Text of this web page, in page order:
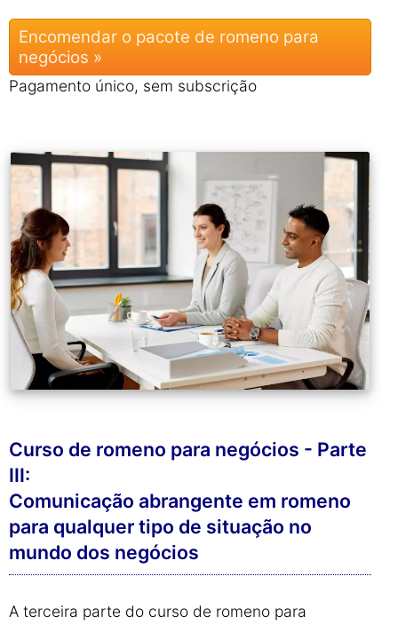
Encomendar o pacote de romeno para
negócios »
Pagamento único, sem subscrição
Curso de romeno para negócios - Parte
III:
Comunicação abrangente em romeno
para qualquer tipo de situação no
mundo dos negócios
A terceira parte do curso de romeno para